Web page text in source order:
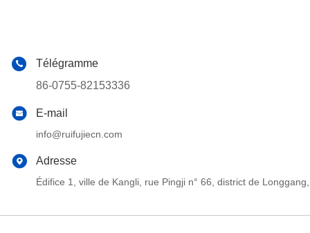
Télégramme
86-0755-82153336
E-mail
info@ruifujiecn.com
Adresse
Édifice 1, ville de Kangli, rue Pingji n° 66, district de